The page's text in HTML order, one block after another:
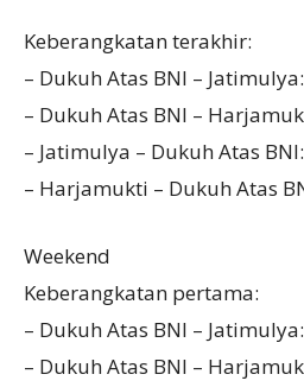
Keberangkatan terakhir:
– Dukuh Atas BNI –
– Dukuh Atas BNI –
– Jatimulya – Dukuh Atas
– Harjamukti – Dukuh Atas
Weekend
Keberangkatan pertama:
– Dukuh Atas BNI –
– Dukuh Atas BNI –